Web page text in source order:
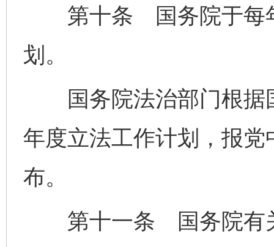
第十条 国务院于每年
划。
国务院法治部门根据
年度立法工作计划，报
布。
第十一条 国务院有关